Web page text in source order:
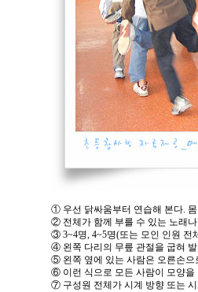
① 우선 닭싸움부터 연습해 본다.
② 전체가 함께 부를 수 있는 노래
③ 3~4명, 4~5명(또는 모인 인원 전
④ 왼쪽 다리의 무릎 관절을 굽혀
⑤ 왼쪽 옆에 있는 사람은 오른손으
⑥ 이런 식으로 모든 사람이 모양을
⑦ 구성원 전체가 시계 방향 또는